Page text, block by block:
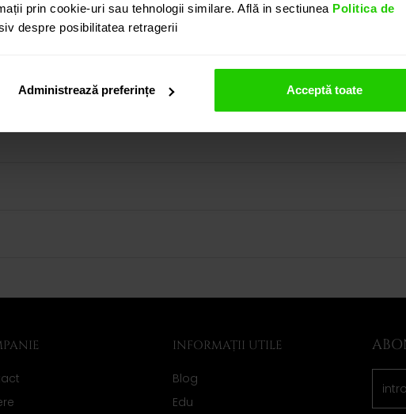
prin cookie-uri sau tehnologii similare. Află in sectiunea Politica de
despre posibilitatea retragerii
Administrează preferințe Acceptă toate
este o bijuterie care nu trece neobservata. Prezinta ca si piatra
albe cu taietura rotunda de marimi diverse, cu un total de 1.24 ct.
pe site cat si vizitand showroom-ul nostru.
INFORMAȚII UTILE
Blog
Edu